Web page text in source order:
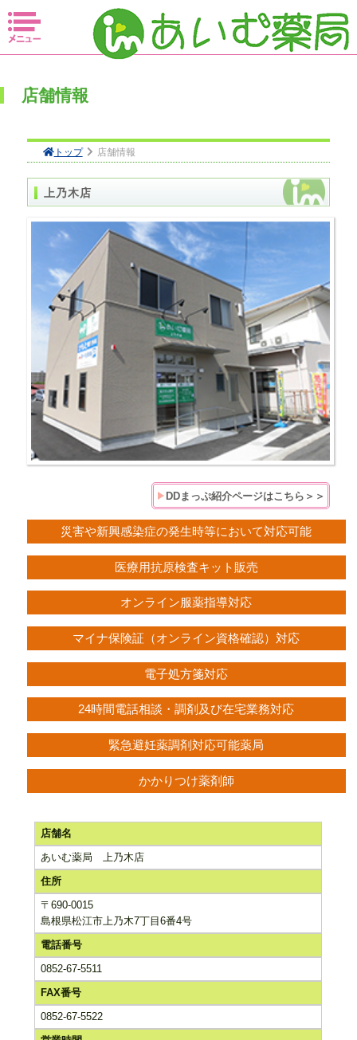
じる
店舗情報
トップ 店舗情報
上乃木店
DDまっぷ紹介ページはこちら＞＞
災害や新興感染症の発生時等において対応可能
医療用抗原検査キット販売
オンライン服薬指導対応
マイナ保険証（オンライン資格確認）対応
電子処方箋対応
24時間電話相談・調剤及び在宅業務対応
緊急避妊薬調剤対応可能薬局
かかりつけ薬剤師
店舗名
あいむ薬局 上乃木店
住所
〒690-0015
島根県松江市上乃木7丁目6番4号
電話番号
0852-67-5511
FAX番号
0852-67-5522